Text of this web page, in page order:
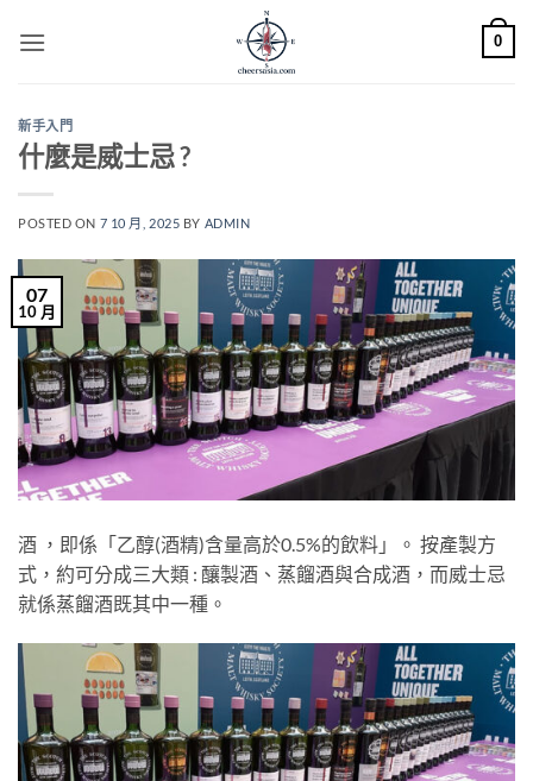
0
新手入門
什麼是威士忌 ?
POSTED ON 7 10 月, 2025 BY ADMIN
07
10 月
酒 ，即係「乙醇(酒精)含量高於0.5%的飲料」。 按產製方
式，約可分成三大類 : 釀製酒、蒸餾酒與合成酒，而威士忌
就係蒸餾酒既其中一種。